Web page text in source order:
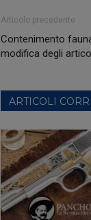
Articolo precedente
Contenimento
modifica degli
ARTICOLI